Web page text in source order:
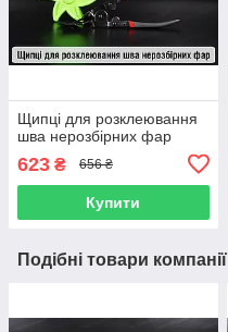
Щипці для розклеювання
шва нерозбірних фар
623 ₴ 656 ₴
Купити
Подібні товари компанії